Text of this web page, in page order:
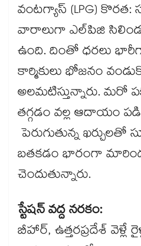
వంటగ్యాస్ (LPG)
వారాలుగా ఎల్‌పిజి
ఉంది. దింతో ధరలు
కార్మికులు భోజనం
అలమటిస్తున్నారు. మరో
తగ్గడం వల్ల ఆదాయం
పెరుగుతున్న
బతకడం భారంగా
చెందుతున్నారు.
స్టేషన్ వద్ద నరకం:
బీహార్, ఉత్తరప్రదేశ్ వెళ్లే